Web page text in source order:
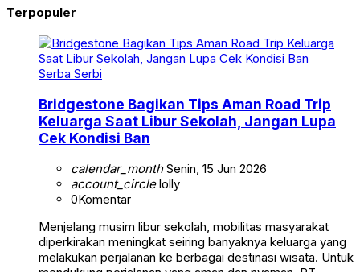
Terpopuler
Serba Serbi
Bridgestone Bagikan Tips Aman Road Trip
Keluarga Saat Libur Sekolah, Jangan Lupa
Cek Kondisi Ban
calendar_monthSenin, 15 Jun 2026
account_circlelolly
0Komentar
Menjelang musim libur sekolah, mobilitas masyarakat
diperkirakan meningkat seiring banyaknya keluarga yang
melakukan perjalanan ke berbagai destinasi wisata. Untuk